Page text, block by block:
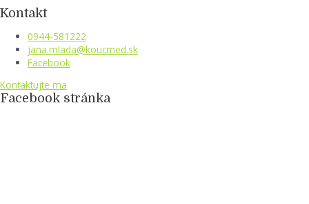
Kontakt
0944-581222
jana.mlada@koucmed.sk
Facebook
Kontaktujte ma
Facebook stránka